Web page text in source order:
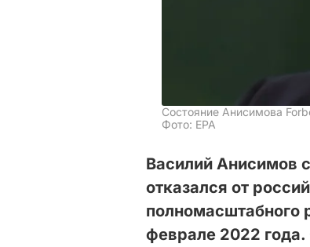
Состояние Анисимова
Фото: ЕРА
Василий Анисимов
отказался от
полномасштабного
феврале 2022